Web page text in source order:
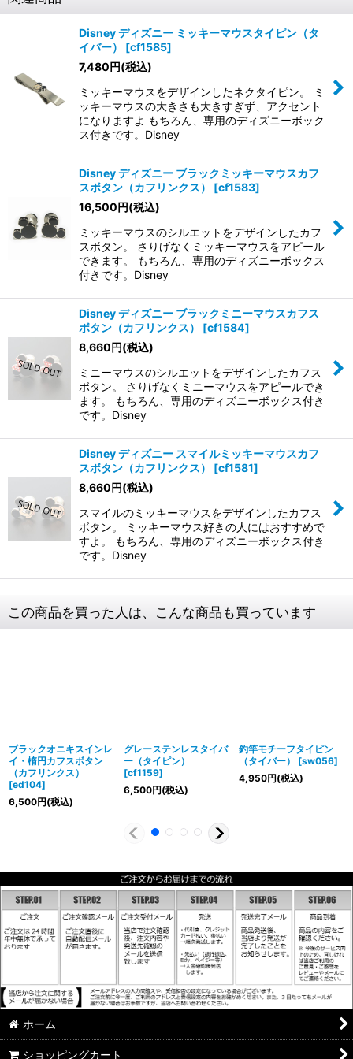
Disney ディズニー ミッキーマウスタイピン（タ
イバー）
[cf1585]
7,480円(税込)
ミッキーマウスをデザインしたネクタイピン。 ミ
ッキーマウスの大きさも大きすぎず、アクセント
になりますよ もちろん、専用のディズニーボック
ス付きです。Disney
Disney ディズニー ブラックミッキーマウスカフ
スボタン（カフリンクス）
[cf1583]
16,500円(税込)
ミッキーマウスのシルエットをデザインしたカフ
スボタン。 さりげなくミッキーマウスをアピール
できます。 もちろん、専用のディズニーボックス
付きです。Disney
Disney ディズニー ブラックミニーマウスカフス
ボタン（カフリンクス）
[cf1584]
8,660円(税込)
ミニーマウスのシルエットをデザインしたカフス
ボタン。 さりげなくミニーマウスをアピールでき
ます。 もちろん、専用のディズニーボックス付き
です。Disney
Disney ディズニー スマイルミッキーマウスカフ
スボタン（カフリンクス）
[cf1581]
8,660円(税込)
スマイルのミッキーマウスをデザインしたカフス
ボタン。 ミッキーマウス好きの人にはおすすめで
すよ。 もちろん、専用のディズニーボックス付き
です。Disney
この商品を買った人は、こんな商品も買っています
ブラックオニキスインレ
イ・楕円カフスボタン
（カフリンクス）
[ed104]
6,500円(税込)
グレーステンレスタイバ
ー（タイピン）
[cf1159]
6,500円(税込)
釣竿モチーフタイピン
（タイバー）
[sw056]
4,950円(税込)
ホーム
ショッピングカート